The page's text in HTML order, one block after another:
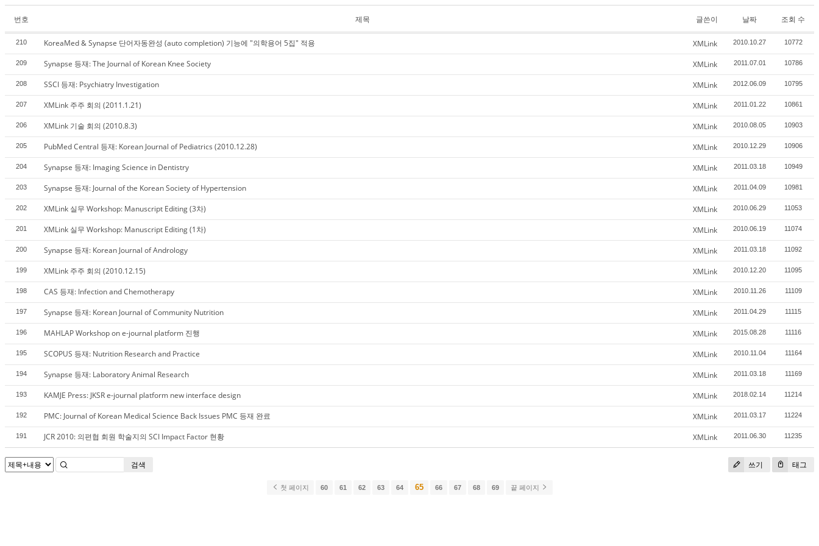
번호 제목 글쓴이 날짜 조회 수
210 KoreaMed & Synapse 단어자동완성 (auto completion) 기능에 "의학용어 5집" 적용 XMLink 2010.10.27 10772
209 Synapse 등재: The Journal of Korean Knee Society XMLink 2011.07.01 10786
208 SSCI 등재: Psychiatry Investigation XMLink 2012.06.09 10795
207 XMLink 주주 회의 (2011.1.21) XMLink 2011.01.22 10861
206 XMLink 기술 회의 (2010.8.3) XMLink 2010.08.05 10903
205 PubMed Central 등재: Korean Journal of Pediatrics (2010.12.28) XMLink 2010.12.29 10906
204 Synapse 등재: Imaging Science in Dentistry XMLink 2011.03.18 10949
203 Synapse 등재: Journal of the Korean Society of Hypertension XMLink 2011.04.09 10981
202 XMLink 실무 Workshop: Manuscript Editing (3차) XMLink 2010.06.29 11053
201 XMLink 실무 Workshop: Manuscript Editing (1차) XMLink 2010.06.19 11074
200 Synapse 등재: Korean Journal of Andrology XMLink 2011.03.18 11092
199 XMLink 주주 회의 (2010.12.15) XMLink 2010.12.20 11095
198 CAS 등재: Infection and Chemotherapy XMLink 2010.11.26 11109
197 Synapse 등재: Korean Journal of Community Nutrition XMLink 2011.04.29 11115
196 MAHLAP Workshop on e-journal platform 진행 XMLink 2015.08.28 11116
195 SCOPUS 등재: Nutrition Research and Practice XMLink 2010.11.04 11164
194 Synapse 등재: Laboratory Animal Research XMLink 2011.03.18 11169
193 KAMJE Press: JKSR e-journal platform new interface design XMLink 2018.02.14 11214
192 PMC: Journal of Korean Medical Science Back Issues PMC 등재 완료 XMLink 2011.03.17 11224
191 JCR 2010: 의편협 회원 학술지의 SCI Impact Factor 현황 XMLink 2011.06.30 11235
쓰기 태그
검색
첫 페이지 60 61 62 63 64 65 66 67 68 69 끝 페이지